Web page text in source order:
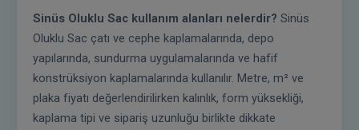
Sinüs Oluklu Sac kullanım alanları nelerdir? Sinüs
Oluklu Sac çatı ve cephe kaplamalarında, depo
yapılarında, sundurma uygulamalarında ve hafif
konstrüksiyon kaplamalarında kullanılır. Metre, m² ve
plaka fiyatı değerlendirilirken kalınlık, form yüksekliği,
kaplama tipi ve sipariş uzunluğu birlikte dikkate